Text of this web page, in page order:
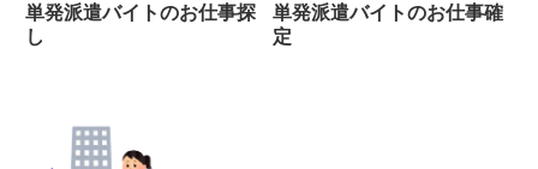
単発派遣バイトのお仕事探
し
単発派遣バイトのお仕事確
定